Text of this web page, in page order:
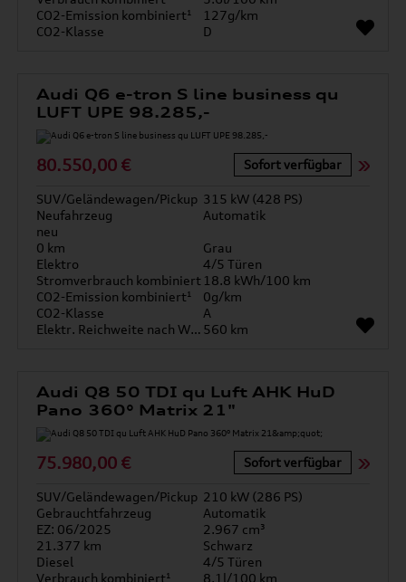
CO2-Emission kombiniert¹
127g/km
CO2-Klasse
D
Audi Q6 e-tron S line business qu
LUFT UPE 98.285,-
80.550,00 € Sofort verfügbar
SUV/Geländewagen/Pickup 315 kW (428 PS)
Neufahrzeug
Automatik
neu
0 km
Grau
Elektro
4/5 Türen
Stromverbrauch kombiniert 18.8 kWh/100 km
CO2-Emission kombiniert¹
0g/km
CO2-Klasse
A
Elektr. Reichweite nach WLTP* 560 km
Audi Q8 50 TDI qu Luft AHK HuD
Pano 360° Matrix 21"
75.980,00 € Sofort verfügbar
SUV/Geländewagen/Pickup 210 kW (286 PS)
Gebrauchtfahrzeug
Automatik
EZ: 06/2025
2.967 cm³
21.377 km
Schwarz
Diesel
4/5 Türen
Verbrauch kombiniert¹
8.1l/100 km